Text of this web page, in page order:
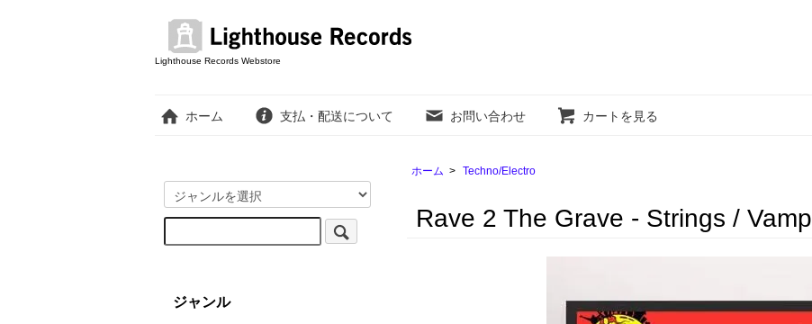
Lighthouse Records Webstore
ホーム 支払・配送について お問い合わせ カートを見る
ホーム > Techno/Electro
Rave 2 The Grave - Strings / Vamp
ジャンル